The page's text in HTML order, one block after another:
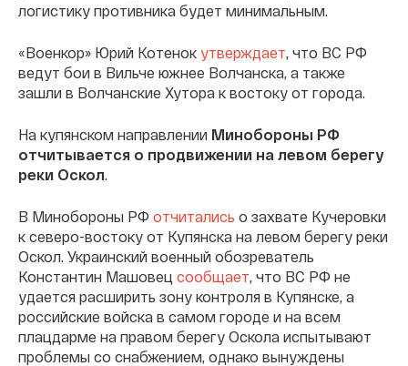
логистику противника будет минимальным.
«Военкор» Юрий Котенок утверждает, что ВС РФ
ведут бои в Вильче южнее Волчанска, а также
зашли в Волчанские Хутора к востоку от города.
На купянском направлении Минобороны РФ
отчитывается о продвижении на левом берегу
реки Оскол.
В Минобороны РФ отчитались о захвате Кучеровки
к северо-востоку от Купянска на левом берегу реки
Оскол. Украинский военный обозреватель
Константин Машовец сообщает, что ВС РФ не
удается расширить зону контроля в Купянске, а
российские войска в самом городе и на всем
плацдарме на правом берегу Оскола испытывают
проблемы со снабжением, однако вынуждены